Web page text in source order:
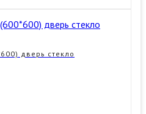
дверь стекло